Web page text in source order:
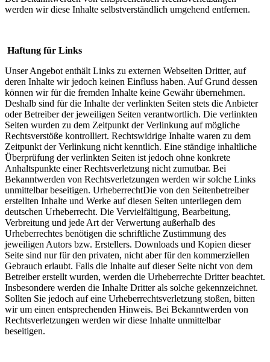
werden wir diese Inhalte selbstverständlich umgehend entfernen.
Haftung für Links
Unser Angebot enthält Links zu externen Webseiten Dritter, auf
deren Inhalte wir jedoch keinen Einfluss haben. Auf Grund dessen
können wir für die fremden Inhalte keine Gewähr übernehmen.
Deshalb sind für die Inhalte der verlinkten Seiten stets die Anbieter
oder Betreiber der jeweiligen Seiten verantwortlich. Die verlinkten
Seiten wurden zu dem Zeitpunkt der Verlinkung auf mögliche
Rechtsverstöße kontrolliert. Rechtswidrige Inhalte waren zu dem
Zeitpunkt der Verlinkung nicht kenntlich. Eine ständige inhaltliche
Überprüfung der verlinkten Seiten ist jedoch ohne konkrete
Anhaltspunkte einer Rechtsverletzung nicht zumutbar. Bei
Bekanntwerden von Rechtsverletzungen werden wir solche Links
unmittelbar beseitigen. UrheberrechtDie von den Seitenbetreiber
erstellten Inhalte und Werke auf diesen Seiten unterliegen dem
deutschen Urheberrecht. Die Vervielfältigung, Bearbeitung,
Verbreitung und jede Art der Verwertung außerhalb des
Urheberrechtes benötigen die schriftliche Zustimmung des
jeweiligen Autors bzw. Erstellers. Downloads und Kopien dieser
Seite sind nur für den privaten, nicht aber für den kommerziellen
Gebrauch erlaubt. Falls die Inhalte auf dieser Seite nicht von dem
Betreiber erstellt wurden, werden die Urheberrechte Dritter beachtet.
Insbesondere werden die Inhalte Dritter als solche gekennzeichnet.
Sollten Sie jedoch auf eine Urheberrechtsverletzung stoßen, bitten
wir um einen entsprechenden Hinweis. Bei Bekanntwerden von
Rechtsverletzungen werden wir diese Inhalte unmittelbar
beseitigen.